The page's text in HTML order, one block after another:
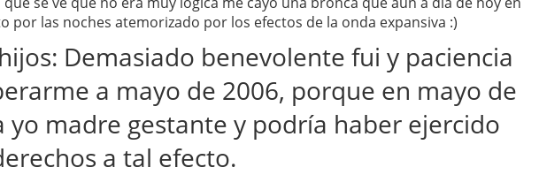
por las noches atemorizado por los efectos de la onda expansiva :)
Demasiado benevolente fui y paciencia
a mayo de 2006, porque en mayo de
yo madre gestante y podría haber ejercido
a tal efecto.